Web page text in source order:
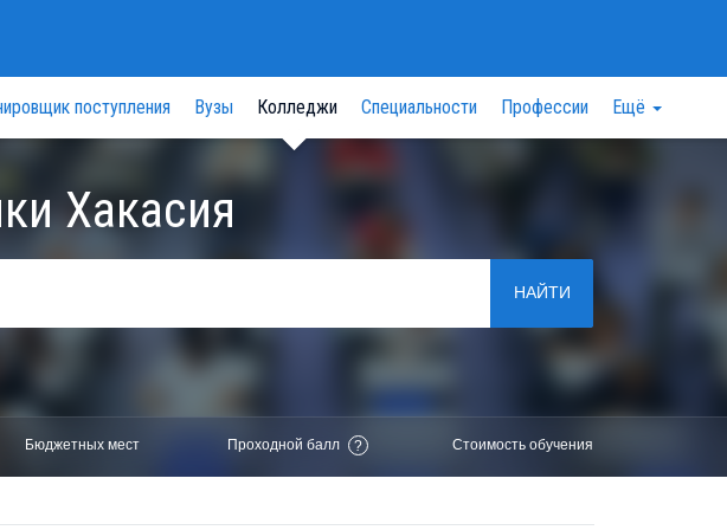
поступления Вузы Колледжи Специальности Профессии Ещё
Хакасия
НАЙТИ
Бюджетных мест Проходной балл ? Стоимость обучения